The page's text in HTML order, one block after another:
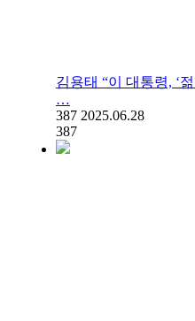
김용태 “이 대통령, ‘
…
387 2025.06.28
387